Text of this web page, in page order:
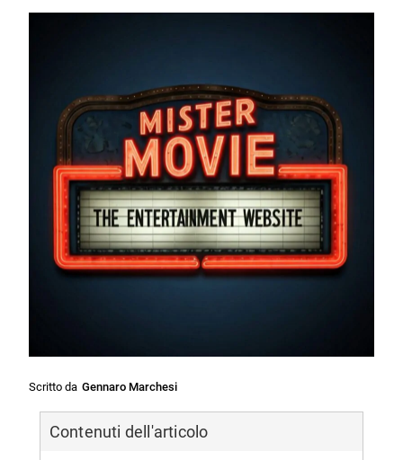
Scritto da Gennaro Marchesi
Contenuti dell'articolo